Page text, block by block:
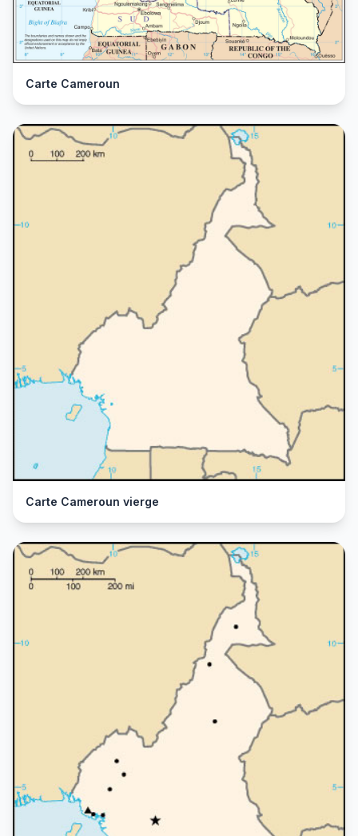
Carte Cameroun
Carte Cameroun vierge